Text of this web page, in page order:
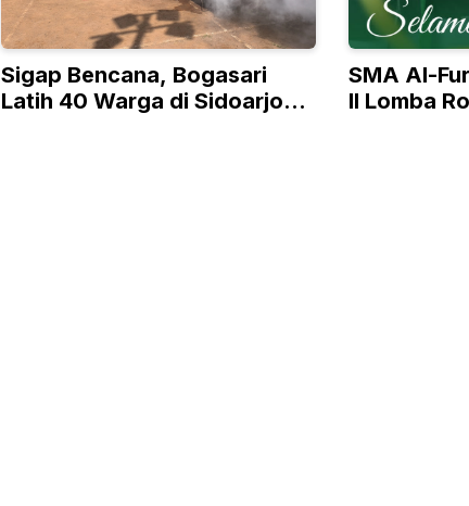
Sigap Bencana, Bogasari
Latih 40 Warga di Sidoarjo
SMA Al-
II Lomba